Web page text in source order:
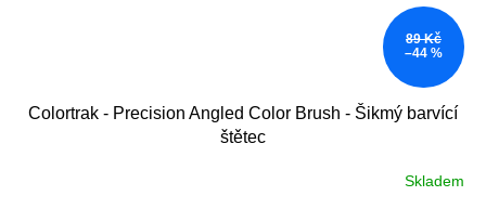
89 Kč
–44 %
Colortrak - Precision Angled Color Brush - Šikmý barvící
štětec
Skladem